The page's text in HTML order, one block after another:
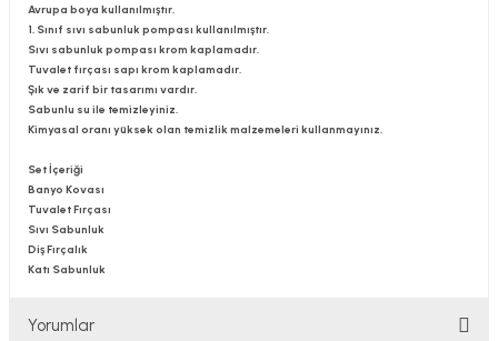
Avrupa boya kullanılmıştır.
1. Sınıf sıvı sabunluk pompası kullanılmıştır.
Sıvı sabunluk pompası krom kaplamadır.
Tuvalet fırçası sapı krom kaplamadır.
Şık ve zarif bir tasarımı vardır.
Sabunlu su ile temizleyiniz.
Kimyasal oranı yüksek olan temizlik malzemeleri kullanmayınız.
Set İçeriği
Banyo Kovası
Tuvalet Fırçası
Sıvı Sabunluk
Diş Fırçalık
Katı Sabunluk
Yorumlar